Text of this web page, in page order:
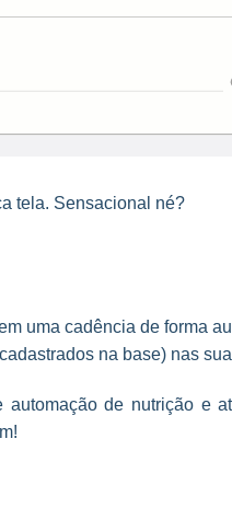
tela. Sensacional né?
uma cadência de forma
na base) nas
automação de nutrição e